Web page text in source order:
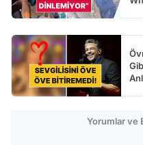
Yorumlar ve